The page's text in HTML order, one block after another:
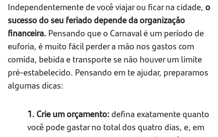
Independentemente de você viajar ou ficar na cidade, o
sucesso do seu feriado depende da organização
financeira. Pensando que o Carnaval é um período de
euforia, é muito fácil perder a mão nos gastos com
comida, bebida e transporte se não houver um limite
pré-estabelecido. Pensando em te ajudar, preparamos
algumas dicas:
1. Crie um orçamento: defina exatamente quanto
você pode gastar no total dos quatro dias, e, em